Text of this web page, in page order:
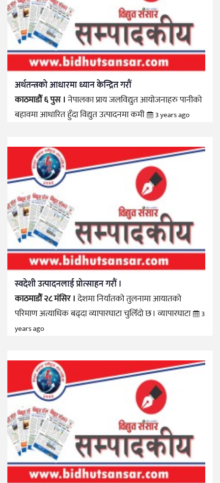
अर्थतन्त्रको आधारमा ध्यान केन्द्रित गरौं
काठमाडौं ६ पुस ।नेपालका प्राय जलविद्युत आयोजनाहरु पानीको
बहावमा आधारित हुँदा विद्युत उत्पादनमा कमी
3 years ago
स्वदेशी उत्पादनलाई प्रोत्साहन गरौं ।
काठमाडौं २८ मंसिर ।देशमा निर्यातको तुलनामा आयातको
परिमाण अत्याधिक बढ्दा व्यापारघाटा चुलिँदो छ । व्यापारघाटा
3
years ago